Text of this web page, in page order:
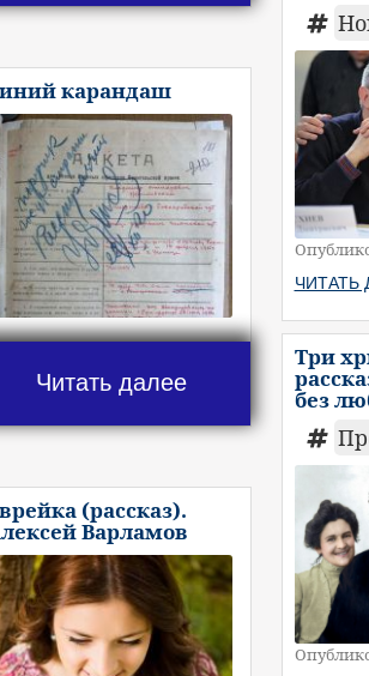
карандаш
Читать далее
(рассказ).
Варламов
ЧИТАТЬ
Три
без